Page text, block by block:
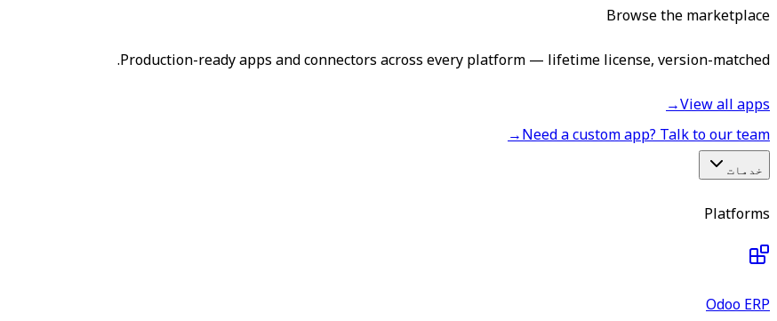
Browse the marketplace
Production-ready apps and connectors across every platform — lifetime license, version-matched.
View all apps
→
Need a custom app? Talk to our team
→
خدمات
Platforms
Odoo ERP